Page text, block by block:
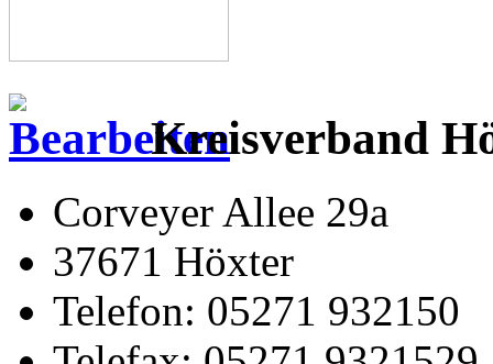
Kreisverband
Corveyer Allee 29a
37671 Höxter
Telefon: 05271 932150